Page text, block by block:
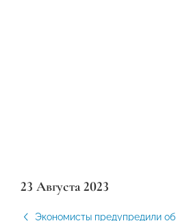
23 Августа 2023
Экономисты предупредили об